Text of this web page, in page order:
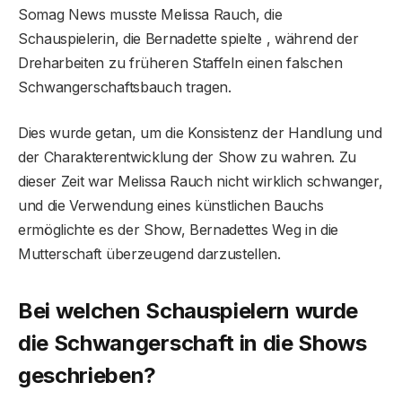
Somag News musste Melissa Rauch, die
Schauspielerin, die Bernadette spielte , während der
Dreharbeiten zu früheren Staffeln einen falschen
Schwangerschaftsbauch tragen.
Dies wurde getan, um die Konsistenz der Handlung und
der Charakterentwicklung der Show zu wahren. Zu
dieser Zeit war Melissa Rauch nicht wirklich schwanger,
und die Verwendung eines künstlichen Bauchs
ermöglichte es der Show, Bernadettes Weg in die
Mutterschaft überzeugend darzustellen.
Bei welchen Schauspielern wurde
die Schwangerschaft in die Shows
geschrieben?